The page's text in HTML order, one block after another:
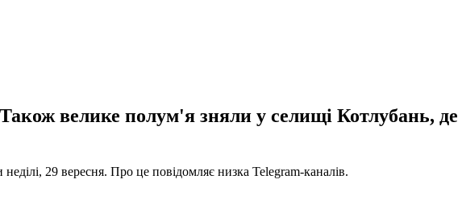
велике полум'я зняли у селищі Котлубань,
29 вересня. Про це повідомляє низка Telegram-каналів.